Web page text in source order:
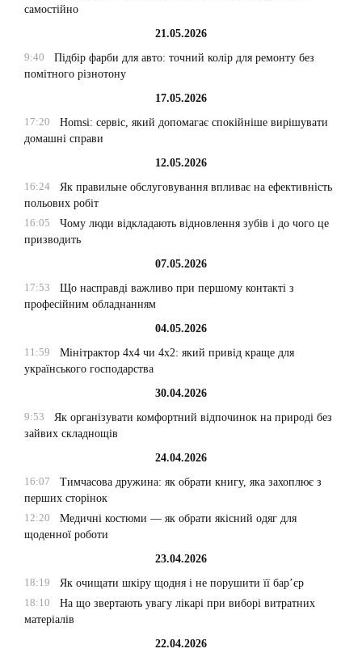
самостійно
21.05.2026
9:40
Підбір фарби для авто: точний колір для ремонту без
помітного різнотону
17.05.2026
17:20
Homsi: сервіс, який допомагає спокійніше вирішувати
домашні справи
12.05.2026
16:24
Як правильне обслуговування впливає на ефективність
польових робіт
16:05
Чому люди відкладають відновлення зубів і до чого це
призводить
07.05.2026
17:53
Що насправді важливо при першому контакті з
професійним обладнанням
04.05.2026
11:59
Мінітрактор 4х4 чи 4х2: який привід краще для
українського господарства
30.04.2026
9:53
Як організувати комфортний відпочинок на природі без
зайвих складнощів
24.04.2026
16:07
Тимчасова дружина: як обрати книгу, яка захоплює з
перших сторінок
12:20
Медичні костюми — як обрати якісний одяг для
щоденної роботи
23.04.2026
18:19
Як очищати шкіру щодня і не порушити її бар’єр
18:10
На що звертають увагу лікарі при виборі витратних
матеріалів
22.04.2026